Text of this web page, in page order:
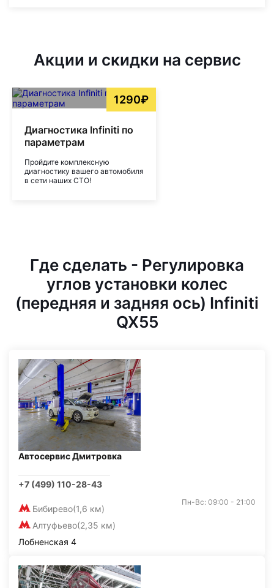
Акции и скидки на сервис
1290₽
Диагностика Infiniti по
параметрам
Пройдите комплексную
диагностику вашего автомобиля
в сети наших СТО!
Где сделать - Регулировка
углов установки колес
(передняя и задняя ось) Infiniti
QX55
Автосервис Дмитровка
+7 (499) 110-28-43
Бибирево(1,6 км)
Алтуфьево(2,35 км)
Пн-Вс: 09:00 - 21:00
Лобненская 4